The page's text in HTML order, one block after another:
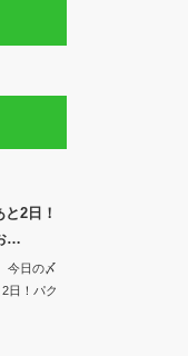
2日！
…
日の〆
日！パク